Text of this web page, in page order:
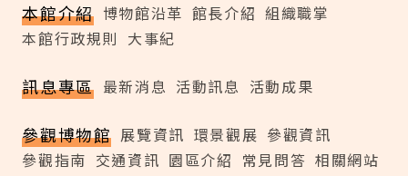
本館介紹 博物館沿革 館長介紹 組織職掌
本館行政規則 大事紀
訊息專區 最新消息 活動訊息 活動成果
參觀博物館 展覽資訊 環景觀展 參觀資訊
參觀指南 交通資訊 園區介紹 常見問答 相關網站